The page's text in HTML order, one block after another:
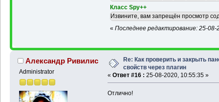
Класс Spy++
Извините, вам запрещён просмотр
« Последнее редактирование: 25-08-
Александр Ривилис
Administrator
Re: Как проверить и закрыть
свойств через плагин
« Ответ #16 : 25-08-2020, 10:55:35 »
Отлично!